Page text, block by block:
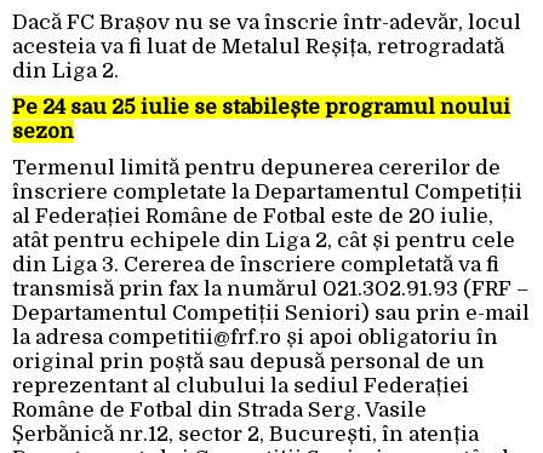
Dacă FC Brașov nu se va înscrie într-adevăr, locul
acesteia va fi luat de Metalul Reșița, retrogradată
din Liga 2.
Pe 24 sau 25 iulie se stabilește programul noului
sezon
Termenul limită pentru depunerea cererilor de
înscriere completate la Departamentul Competiții
al Federației Române de Fotbal este de 20 iulie,
atât pentru echipele din Liga 2, cât și pentru cele
din Liga 3. Cererea de înscriere completată va fi
transmisă prin fax la numărul 021.302.91.93 (FRF –
Departamentul Competiții Seniori) sau prin e-mail
la adresa competitii@frf.ro și apoi obligatoriu în
original prin poștă sau depusă personal de un
reprezentant al clubului la sediul Federației
Române de Fotbal din Strada Serg. Vasile
Șerbănică nr.12, sector 2, București, în atenția